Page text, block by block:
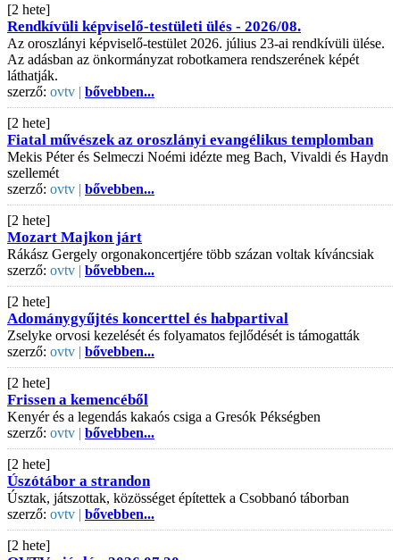
[2 hete]
Rendkívüli képviselő-testületi ülés - 2026/08.
Az oroszlányi képviselő-testület 2026. július 23-ai rendkívüli ülése.
Az adásban az önkormányzat robotkamera rendszerének képét
láthatják.
szerző: ovtv | bővebben...
[2 hete]
Fiatal művészek az oroszlányi evangélikus templomban
Mekis Péter és Selmeczi Noémi idézte meg Bach, Vivaldi és Haydn
szellemét
szerző: ovtv | bővebben...
[2 hete]
Mozart Majkon járt
Rákász Gergely orgonakoncertjére több százan voltak kíváncsiak
szerző: ovtv | bővebben...
[2 hete]
Adománygyűjtés koncerttel és habpartival
Zselyke orvosi kezelését és folyamatos fejlődését is támogatták
szerző: ovtv | bővebben...
[2 hete]
Frissen a kemencéből
Kenyér és a legendás kakaós csiga a Gresók Pékségben
szerző: ovtv | bővebben...
[2 hete]
Úszótábor a strandon
Úsztak, játszottak, közösséget építettek a Csobbanó táborban
szerző: ovtv | bővebben...
[2 hete]